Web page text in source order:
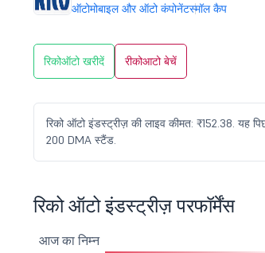
ऑटोमोबाइल और ऑटो कंपोनेंटस्मॉल कैप
रिकोऑटो खरीदें रीकोआटो बेचें
रिको ऑटो इंडस्ट्रीज़ की लाइव कीमत: ₹152.38. यह
200 DMA स्टैंड.
रिको ऑटो इंडस्ट्रीज़ परफॉर्मेंस
आज का निम्न